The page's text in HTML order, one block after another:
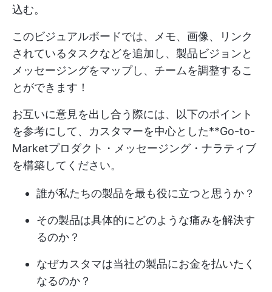
込む。
このビジュアルボードでは、メモ、画像、リンク
されているタスクなどを追加し、製品ビジョンと
メッセージングをマップし、チームを調整するこ
とができます！
お互いに意見を出し合う際には、以下のポイント
を参考にして、カスタマーを中心とした**Go-to-
Marketプロダクト・メッセージング・ナラティブ
を構築してください。
誰が私たちの製品を最も役に立つと思うか？
その製品は具体的にどのような痛みを解決す
るのか？
なぜカスタマは当社の製品にお金を払いたく
なるのか？